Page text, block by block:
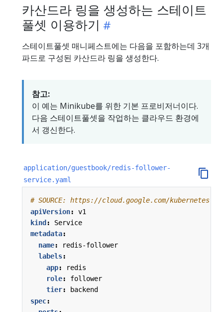
카산드라 링을 생성하는 스테이트
풀셋 이용하기
스테이트풀셋 매니페스트에는 다음을 포함하는데 3개
파드로 구성된 카산드라 링을 생성한다.
참고:
이 예는 Minikube를 위한 기본 프로비저너이다.
다음 스테이트풀셋을 작업하는 클라우드 환경에
서 갱신한다.
application/guestbook/redis-follower-
service.yaml
# SOURCE: https://cloud.google.com/kubernetes-
apiVersion:
v1
kind :
Service
metadata:
name:
redis-follower
labels:
app:
redis
role:
follower
tier:
backend
spec: